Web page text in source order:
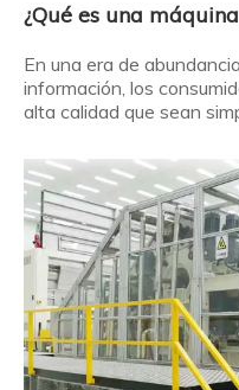
¿Qué es una
En una era de
información, los
alta calidad que sean
calidad? Aquí está el
spunlace de alta
una máquina de